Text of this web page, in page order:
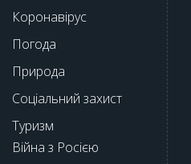
Коронавірус
Погода
Природа
Соціальний захист
Туризм
Війна з Росією